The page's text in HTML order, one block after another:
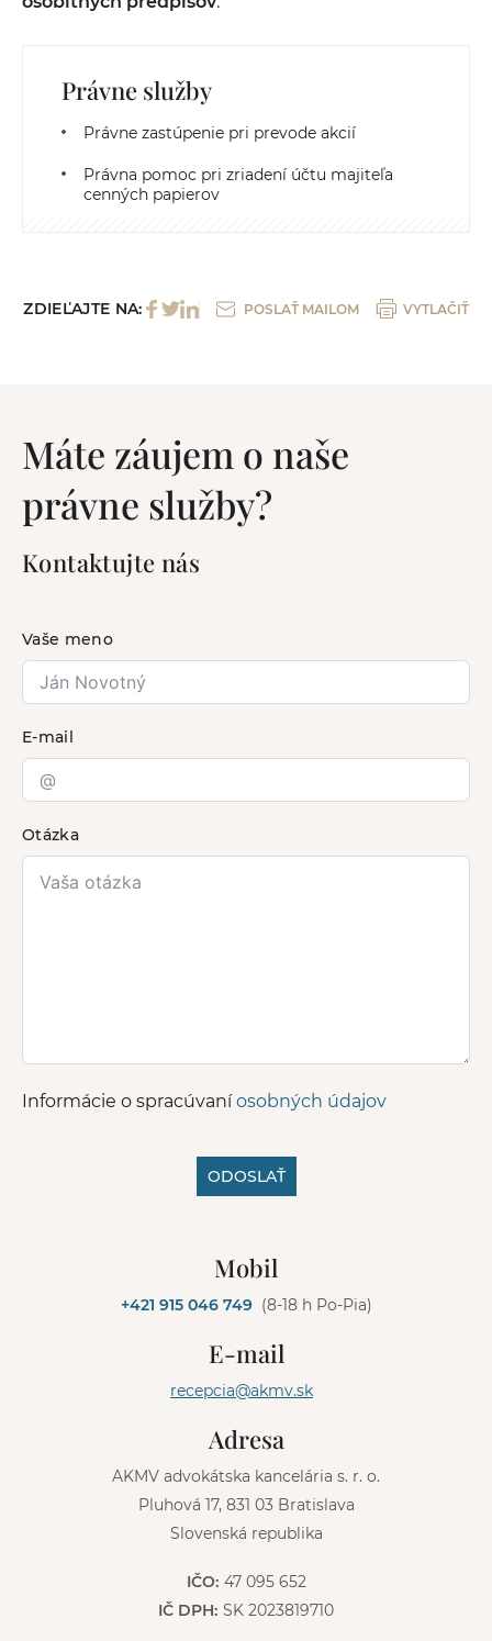
Právne služby
Právne zastúpenie pri prevode akcií
Právna pomoc pri zriadení účtu majiteľa
cenných papierov
ZDIEĽAJTE NA: POSLAŤ MAILOM VYTLAČIŤ
Máte záujem o naše
právne služby?
Kontaktujte nás
Vaše meno
E-mail
Otázka
Informácie o spracúvaníosobných údajov
ODOSLAŤ
Mobil
+421 915 046 749 (8-18 h Po-Pia)
E-mail
recepcia@akmv.sk
Adresa
AKMV advokátska kancelária s. r. o.
Pluhová 17, 831 03 Bratislava
Slovenská republika
IČO: 47 095 652
IČ DPH: SK 2023819710